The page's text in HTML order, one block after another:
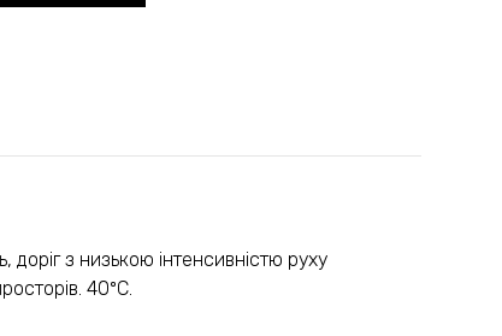
доріг з низькою інтенсивністю руху
40ºС.